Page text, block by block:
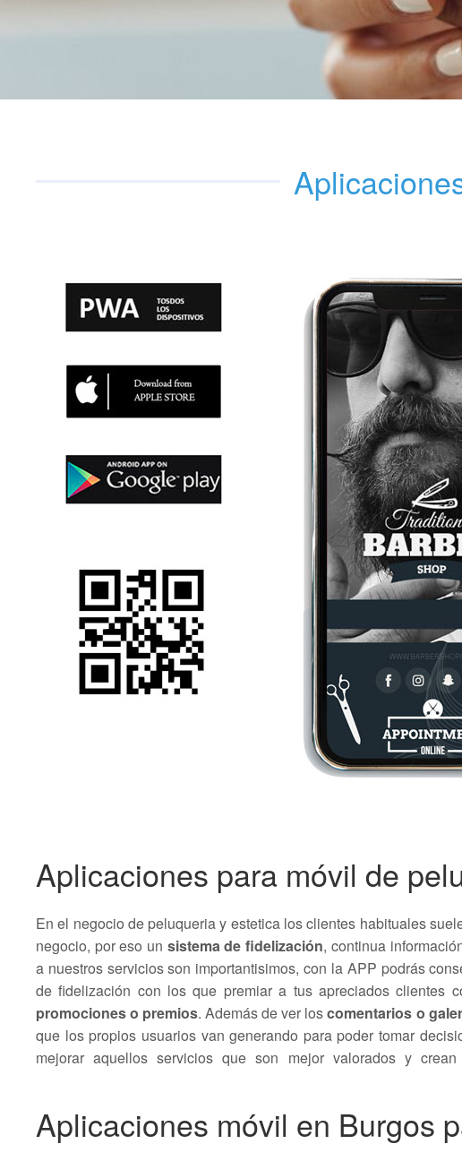
Aplicaciones para móvil de
En el negocio de peluqueria y estetica los clientes habituales
negocio, por eso un sistema de fidelización, continua
a nuestros servicios son importantisimos, con la APP podrás
de fidelización con los que premiar a tus apreciados clientes
promociones o premios. Además de ver loscomentarios o
que los propios usuarios van generando para poder tomar
mejorar aquellos servicios que son mejor valorados y crean
Aplicaciones móvil en Burgos